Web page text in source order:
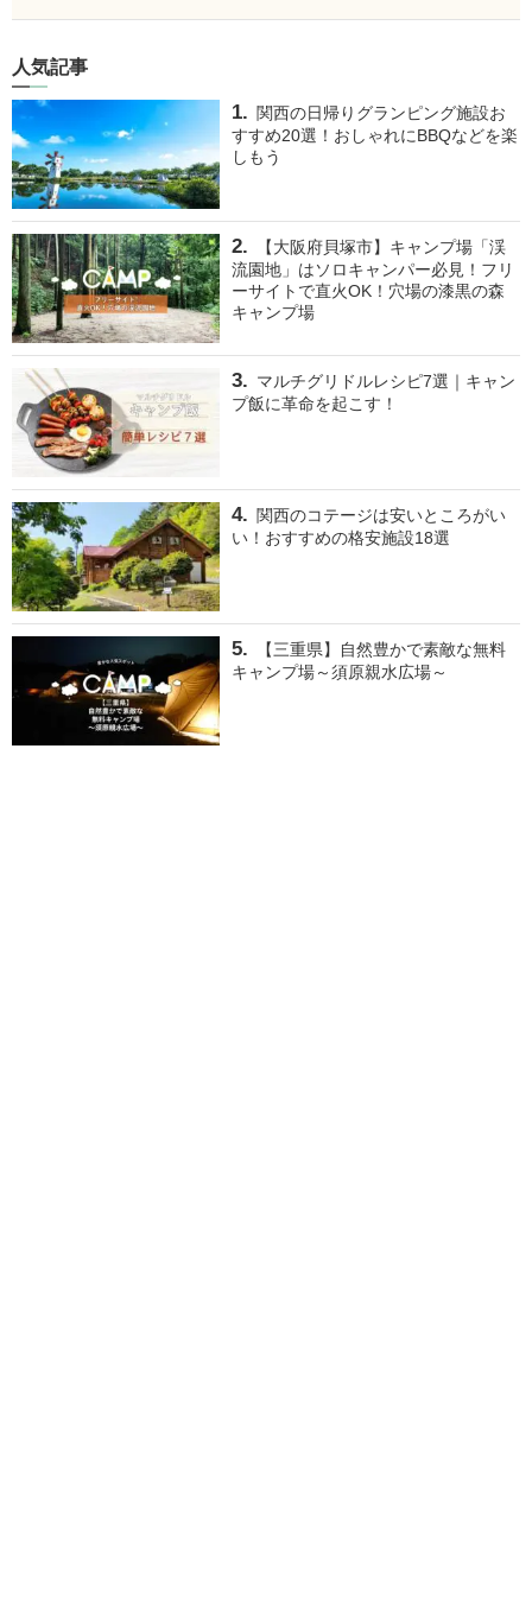
人気記事
関西の日帰りグランピング施設お
すすめ20選！おしゃれにBBQなどを楽
しもう
【大阪府貝塚市】キャンプ場「渓
流園地」はソロキャンパー必見！フリ
ーサイトで直火OK！穴場の漆黒の森
キャンプ場
マルチグリドルレシピ7選｜キャン
プ飯に革命を起こす！
関西のコテージは安いところがい
い！おすすめの格安施設18選
【三重県】自然豊かで素敵な無料
キャンプ場～須原親水広場～